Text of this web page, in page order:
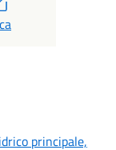
principale,